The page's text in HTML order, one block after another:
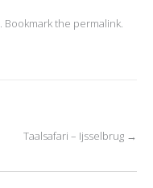
. Bookmark the permalink
Taalsafari – Ijsselbrug →